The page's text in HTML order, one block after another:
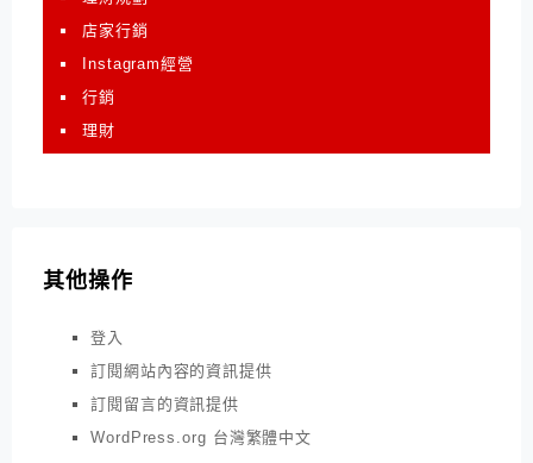
店家行銷
Instagram經營
行銷
理財
其他操作
登入
訂閱網站內容的資訊提供
訂閱留言的資訊提供
WordPress.org 台灣繁體中文